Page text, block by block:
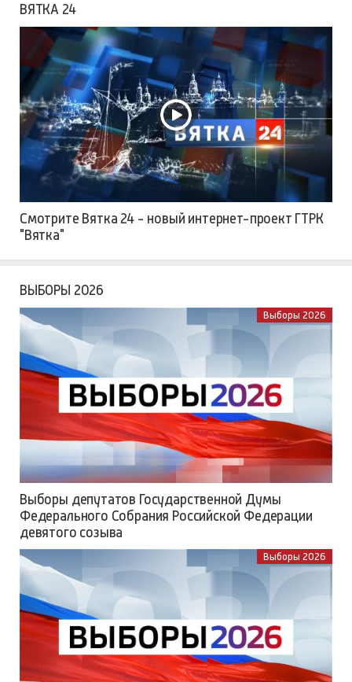
ВЯТКА 24
Смотрите Вятка 24 - новый интернет-проект ГТРК
"Вятка"
ВЫБОРЫ 2026
Выборы 2026
Выборы депутатов Государственной Думы
Федерального Собрания Российской Федерации
девятого созыва
Выборы 2026